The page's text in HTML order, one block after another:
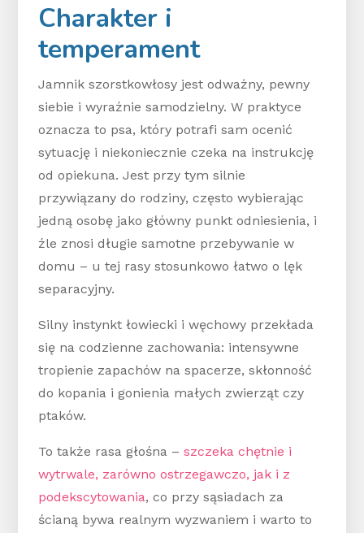
Charakter i
temperament
Jamnik szorstkowłosy jest odważny, pewny
siebie i wyraźnie samodzielny. W praktyce
oznacza to psa, który potrafi sam ocenić
sytuację i niekoniecznie czeka na instrukcję
od opiekuna. Jest przy tym silnie
przywiązany do rodziny, często wybierając
jedną osobę jako główny punkt odniesienia, i
źle znosi długie samotne przebywanie w
domu – u tej rasy stosunkowo łatwo o lęk
separacyjny.
Silny instynkt łowiecki i węchowy przekłada
się na codzienne zachowania: intensywne
tropienie zapachów na spacerze, skłonność
do kopania i gonienia małych zwierząt czy
ptaków.
To także rasa głośna –szczeka chętnie i
wytrwale, zarówno ostrzegawczo, jak i z
podekscytowania, co przy sąsiadach za
ścianą bywa realnym wyzwaniem i warto to